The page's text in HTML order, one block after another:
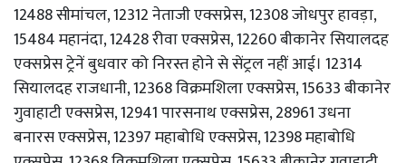
12488 सीमांचल, 12312 नेताजी एक्सप्रेस, 12308 जोधपुर हावड़ा,
15484 महानंदा, 12428 रीवा एक्सप्रेस, 12260 बीकानेर सियालदह
एक्सप्रेस ट्रेनें बुधवार को निरस्त होने से सेंट्रल नहीं आई। 12314
सियालदह राजधानी, 12368 विक्रमशिला एक्सप्रेस, 15633 बीकानेर
गुवाहाटी एक्सप्रेस, 12941 पारसनाथ एक्सप्रेस, 28961 उधना
बनारस एक्सप्रेस, 12397 महाबोधि एक्सप्रेस, 12398 महाबोधि